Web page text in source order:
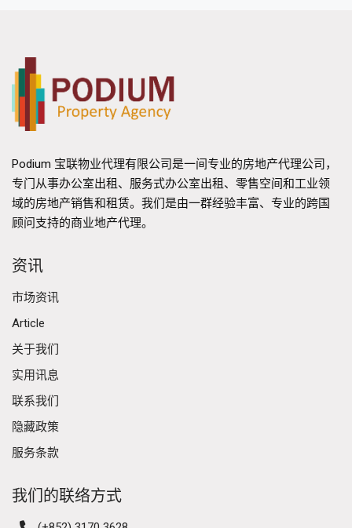
Podium 宝联物业代理有限公司是一间专业的房地产代理公司，
专门从事办公室出租、服务式办公室出租、零售空间和工业领
域的房地产销售和租赁。我们是由一群经验丰富、专业的跨国
顾问支持的商业地产代理。
资讯
市场资讯
Article
关于我们
实用讯息
联系我们
隐藏政策
服务条款
我们的联络方式